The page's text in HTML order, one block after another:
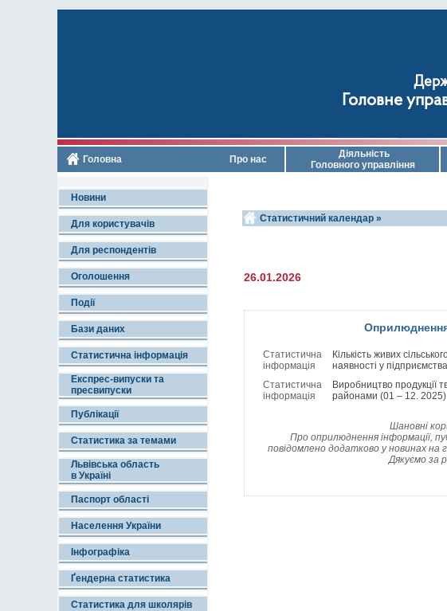
Головне
Головна Про нас
Діяльність
Головного управління
Новини
Для користувачів
Для респондентів
Оголошення
Події
Бази даних
Статистична інформація
Експрес-випуски та
пресвипуски
Публікації
Статистика за темами
Львівська область
в Україні
Паспорт області
Населення України
Інфографіка
Ґендерна статистика
Статистика для школярів
Статистичний календар »
26.01.2026
Статистична
інформація
Кількість живих
наявності у
Статистична
інформація
Виробництво продукції
районами (01 – 12. 2025)
Шановні
Про оприлюднення інформації,
повідомлено додатково у новинах на
Дякуємо за